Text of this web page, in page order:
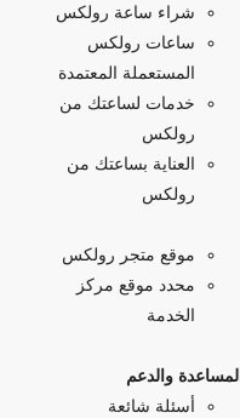
شراء ساعة رولكس
ساعات رولكس
المستعملة المعتمدة
خدمات لساعتك من
رولكس
العناية بساعتك من
رولكس
موقع متجر رولكس
محدد موقع مركز
الخدمة
المساعدة والدعم
أسئلة شائعة